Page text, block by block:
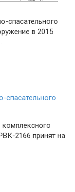
спасательного
в 2015
2166 принят на